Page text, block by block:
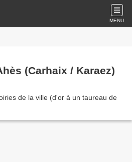
MENU
(Carhaix / Karaez)
de la ville (d'or à un taureau de